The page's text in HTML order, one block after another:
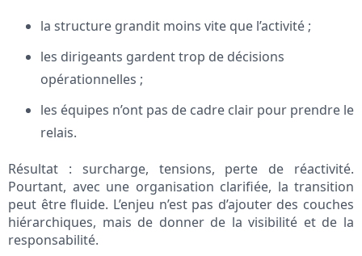
la structure grandit moins vite que l’activité ;
les dirigeants gardent trop de décisions
opérationnelles ;
les équipes n’ont pas de cadre clair pour prendre le
relais.
Résultat : surcharge, tensions, perte de réactivité.
Pourtant, avec une organisation clarifiée, la transition
peut être fluide. L’enjeu n’est pas d’ajouter des couches
hiérarchiques, mais de donner de la visibilité et de la
responsabilité.